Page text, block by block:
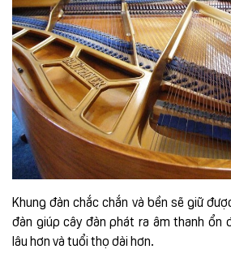
Khung đàn chắc chắn và bền sẽ giữ
đàn giúp cây đàn phát ra âm thanh ổn
lâu hơn và tuổi thọ dài hơn.